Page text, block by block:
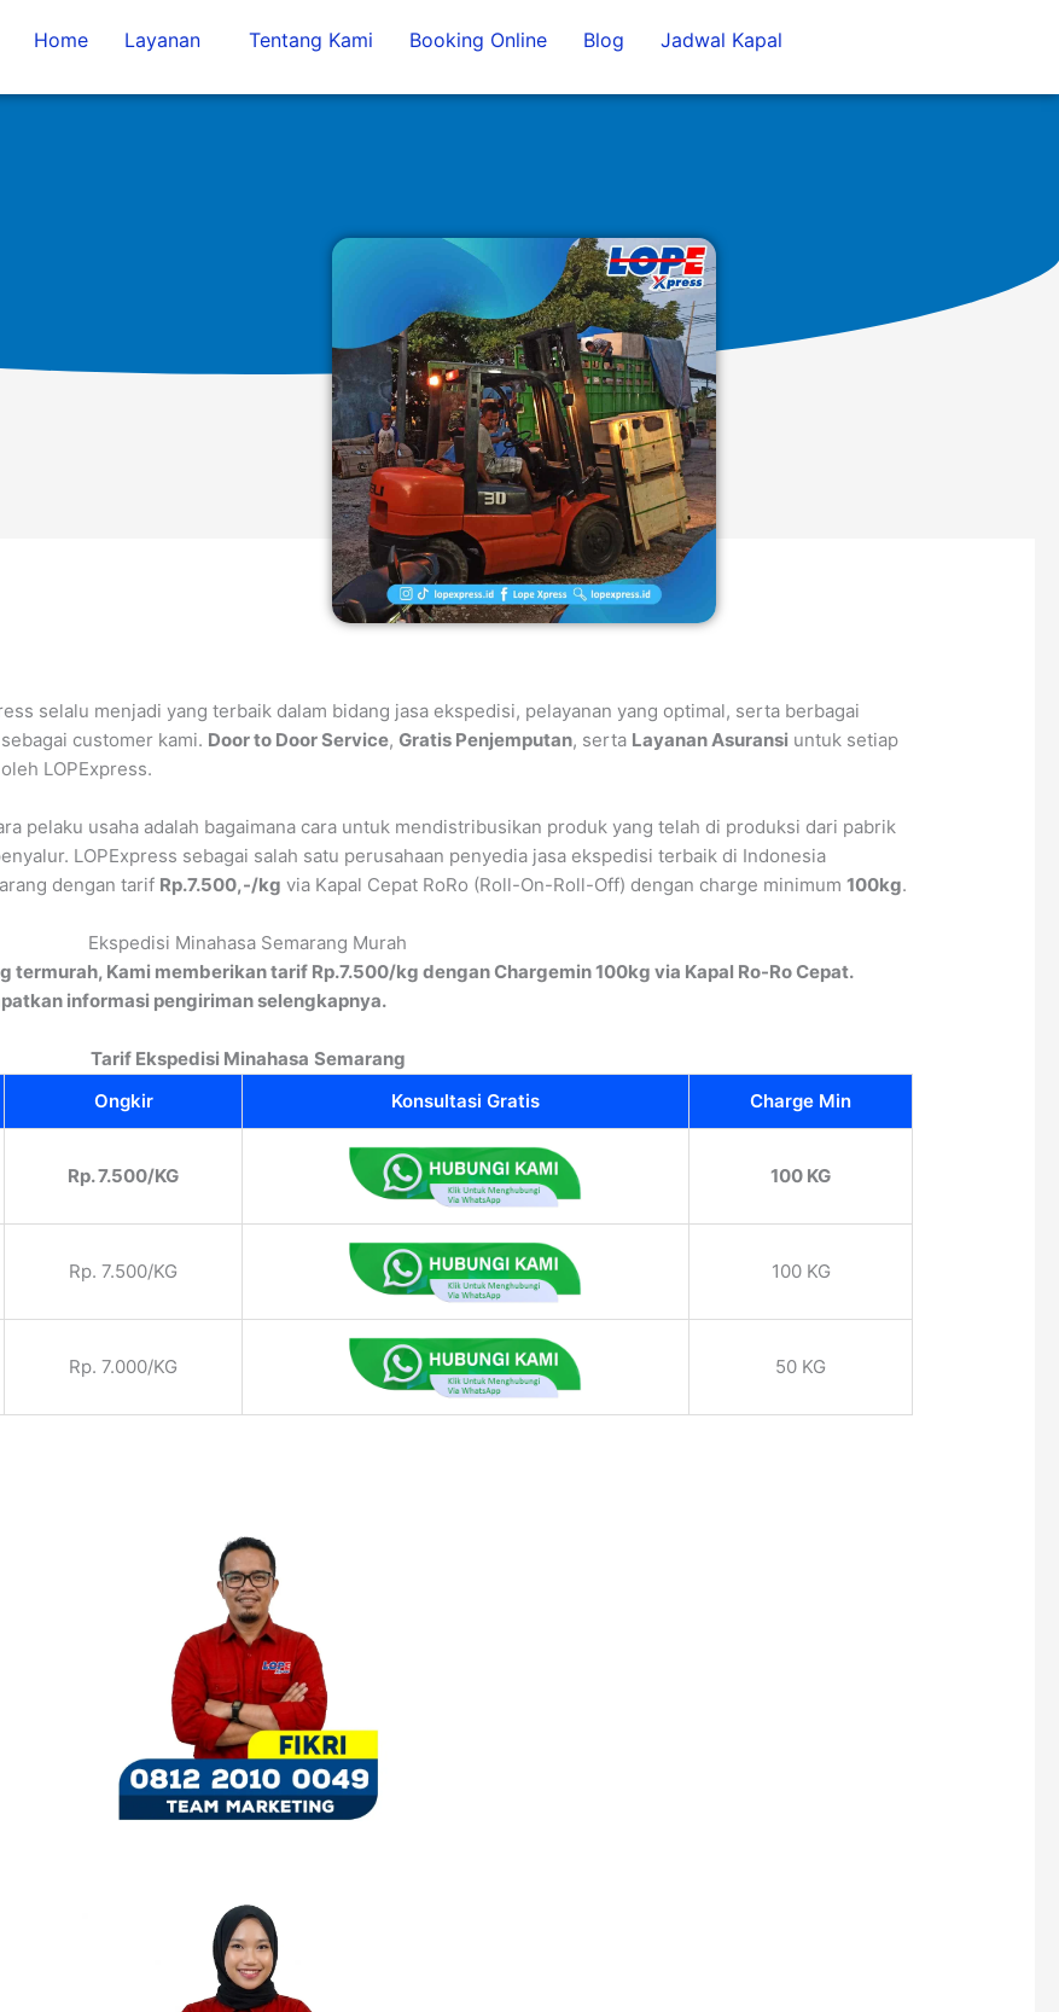
Home Layanan Tentang Kami Booking Online Blog Jadwal Kapal
selalu menjadi yang terbaik dalam bidang jasa ekspedisi, pelayanan yang optimal, serta berbagai
customer kami. Door to Door Service,Gratis Penjemputan, serta Layanan Asuransi untuk setiap
LOPExpress.
pelaku usaha adalah bagaimana cara untuk mendistribusikan produk yang telah di produksi dari pabrik
LOPExpress sebagai salah satu perusahaan penyedia jasa ekspedisi terbaik di Indonesia
dengan tarif Rp.7.500,-/kg via Kapal Cepat RoRo (Roll-On-Roll-Off) dengan charge minimum100kg.
Ekspedisi Minahasa Semarang Murah
termurah, Kami memberikan tarif Rp.7.500/kg dengan Chargemin 100kg via Kapal Ro-Ro Cepat.
informasi pengiriman selengkapnya.
Tarif Ekspedisi Minahasa Semarang
Ongkir Konsultasi Gratis Charge Min
Rp. 7.500/KG 100 KG
Rp. 7.500/KG 100 KG
Rp. 7.000/KG 50 KG